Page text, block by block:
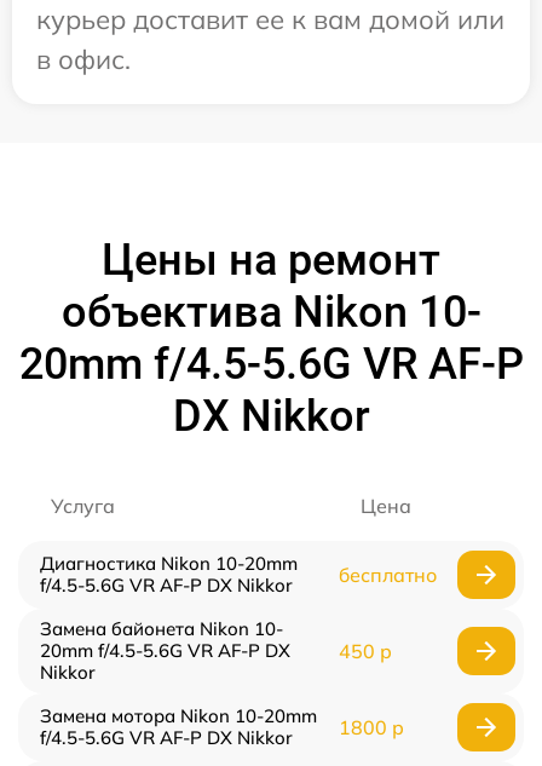
курьер доставит ее к вам домой или
в офис.
Цены на ремонт
объектива Nikon 10-
20mm f/4.5-5.6G VR AF-P
DX Nikkor
Услуга Цена
Диагностика Nikon 10-20mm
f/4.5-5.6G VR AF-P DX Nikkor
бесплатно
Замена байонета Nikon 10-
20mm f/4.5-5.6G VR AF-P DX
Nikkor
450 р
Замена мотора Nikon 10-20mm
f/4.5-5.6G VR AF-P DX Nikkor
1800 р